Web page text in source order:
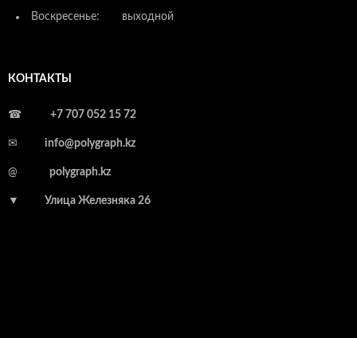
Воскресенье: выходной
КОНТАКТЫ
☎ +7 707 052 15 72
✉ info@polygraph.kz
@ polygraph.kz
▼ Улица Железняка 26